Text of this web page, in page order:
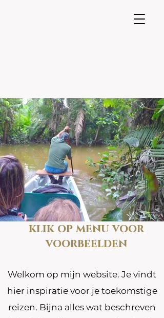
klik op menu voor
voorbeelden
Welkom op mijn website. Je vindt
hier inspiratie voor je toekomstige
reizen. Bijna alles wat beschreven